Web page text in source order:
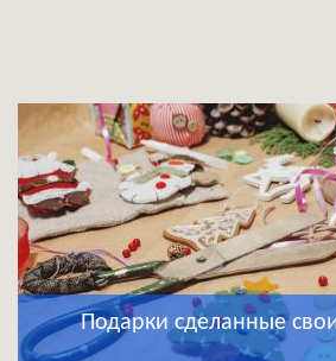
Подарки сделанные